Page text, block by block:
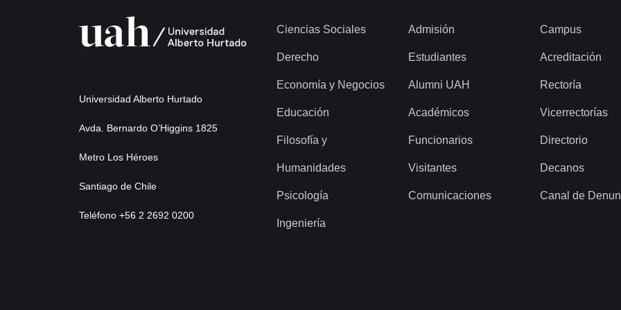
Universidad Alberto Hurtado
Avda. Bernardo O’Higgins 1825
Metro Los Héroes
Santiago de Chile
Teléfono +56 2 2692 0200
Ciencias Sociales
Derecho
Economía y Negocios
Educación
Filosofía y
Humanidades
Psicología
Ingeniería
Admisión
Estudiantes
Alumni UAH
Académicos
Funcionarios
Visitantes
Comunicaciones
Campus
Acreditación
Rectoría
Vicerrectorías
Directorio
Decanos
Canal de